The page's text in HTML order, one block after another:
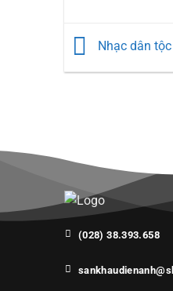
Nhạc dân
(028) 38.393.658